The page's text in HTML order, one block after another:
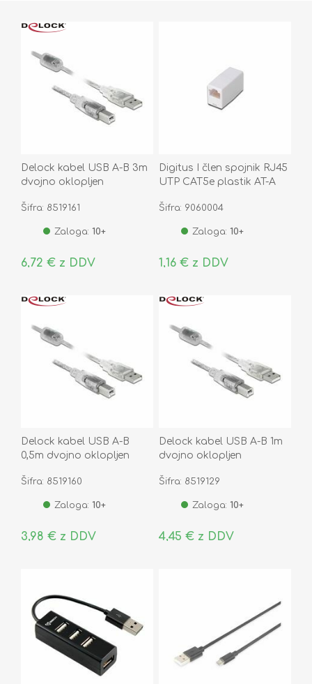
Delock kabel USB A-B 3m
dvojno oklopljen
Šifra: 8519161
Zaloga: 10+
6,72 € z DDV
Digitus I člen spojnik RJ45
UTP CAT5e plastik AT-A
Šifra: 9060004
Zaloga: 10+
1,16 € z DDV
Delock kabel USB A-B
0,5m dvojno oklopljen
Šifra: 8519160
Zaloga: 10+
3,98 € z DDV
Delock kabel USB A-B 1m
dvojno oklopljen
Šifra: 8519129
Zaloga: 10+
4,45 € z DDV